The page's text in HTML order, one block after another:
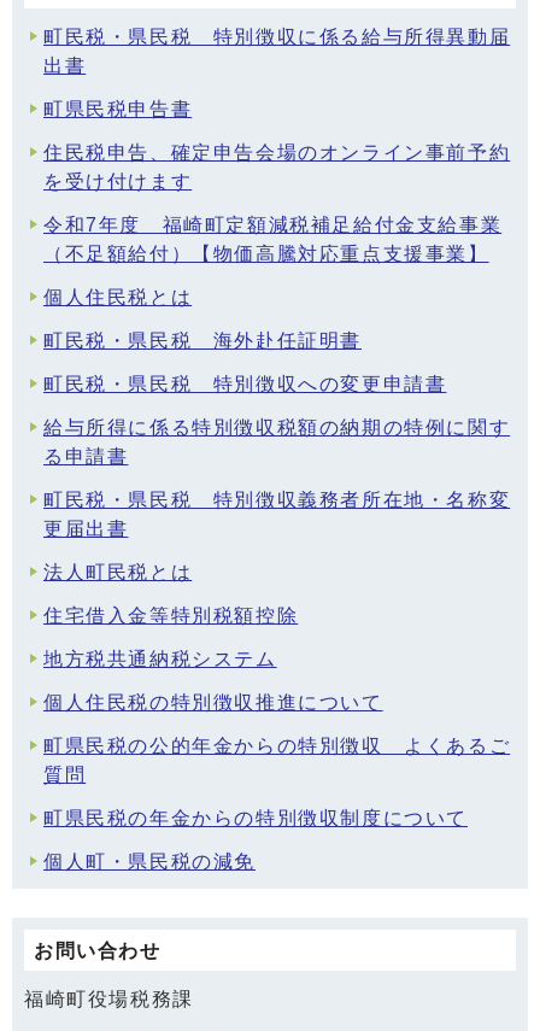
町民税・県民税 特別徴収に係る給与所得異動届
出書
町県民税申告書
住民税申告、確定申告会場のオンライン事前予約
を受け付けます
令和7年度 福崎町定額減税補足給付金支給事業
（不足額給付）【物価高騰対応重点支援事業】
個人住民税とは
町民税・県民税 海外赴任証明書
町民税・県民税 特別徴収への変更申請書
給与所得に係る特別徴収税額の納期の特例に関す
る申請書
町民税・県民税 特別徴収義務者所在地・名称変
更届出書
法人町民税とは
住宅借入金等特別税額控除
地方税共通納税システム
個人住民税の特別徴収推進について
町県民税の公的年金からの特別徴収 よくあるご
質問
町県民税の年金からの特別徴収制度について
個人町・県民税の減免
お問い合わせ
福崎町役場税務課